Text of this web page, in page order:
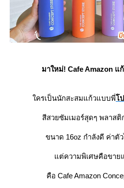
มาใหม่! Cafe Amazon แ
ครเป็นนักสะสมแก้วแบบพี่ป
สีสวยซัมเมอร์สุดๆ พลาส
ขนาด 16oz กำลังดี ค่าตั
ต่ความพิเศษคือขาย
คือ Cafe Amazon